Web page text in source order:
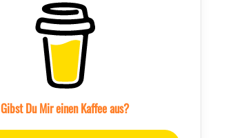
Gibst Du Mir einen Kaffee aus?